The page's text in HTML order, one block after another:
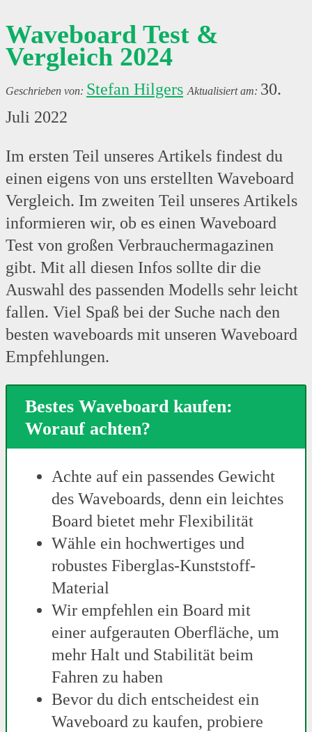
Waveboard Test &
Vergleich 2024
Stefan Hilgers
30.
Juli 2022
Im ersten Teil unseres Artikels findest du
einen eigens von uns erstellten Waveboard
Vergleich. Im zweiten Teil unseres Artikels
informieren wir, ob es einen Waveboard
Test von großen Verbrauchermagazinen
gibt. Mit all diesen Infos sollte dir die
Auswahl des passenden Modells sehr leicht
fallen. Viel Spaß bei der Suche nach den
besten waveboards mit unseren Waveboard
Empfehlungen.
Bestes Waveboard kaufen:
Worauf achten?
Achte auf ein passendes Gewicht
des Waveboards, denn ein leichtes
Board bietet mehr Flexibilität
Wähle ein hochwertiges und
robustes Fiberglas-Kunststoff-
Material
Wir empfehlen ein Board mit
einer aufgerauten Oberfläche, um
mehr Halt und Stabilität beim
Fahren zu haben
Bevor du dich entscheidest ein
Waveboard zu kaufen, probiere